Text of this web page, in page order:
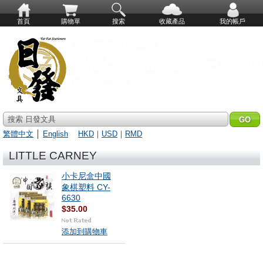
首頁 購物單 搜索 收藏產品 我的帳戶
搜索 日發文具
繁體中文
English HKD ｜ USD ｜ RMD
LITTLE CARNEY
小卡尼盒中國
象棋塑料 CY-
6630
$35.00
添加到購物車